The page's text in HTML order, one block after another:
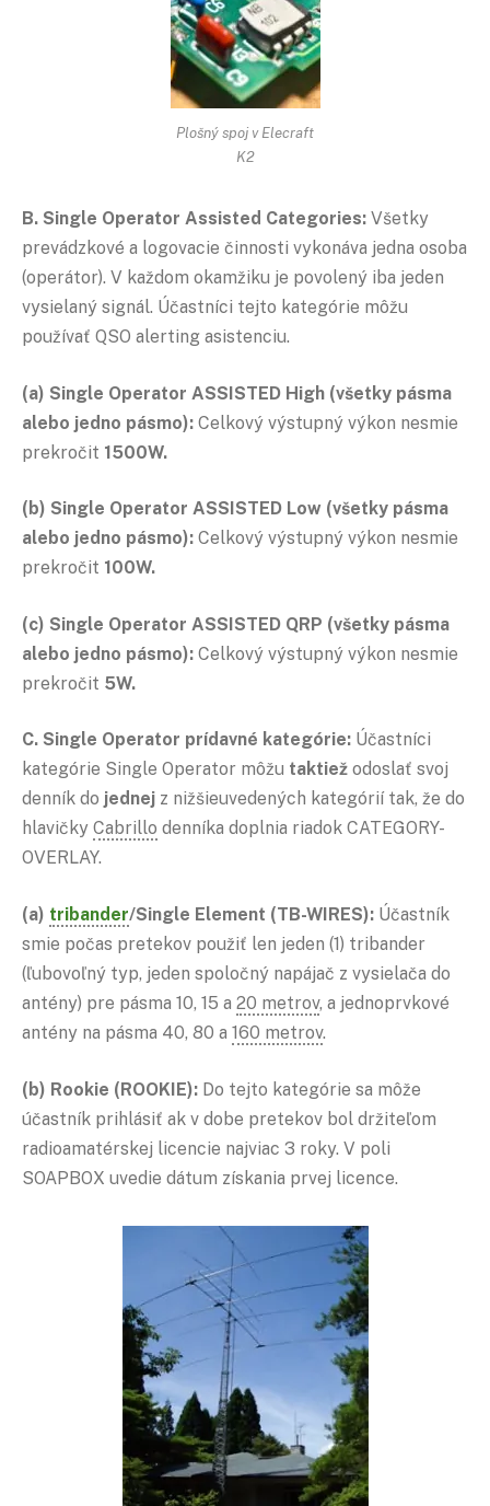
Plošný spoj v Elecraft
K2
B. Single Operator Assisted Categories: Všetky
prevádzkové a logovacie činnosti vykonáva jedna osoba
(operátor). V každom okamžiku je povolený iba jeden
vysielaný signál. Účastníci tejto kategórie môžu
používať QSO alerting asistenciu.
(a) Single Operator ASSISTED High (všetky pásma
alebo jedno pásmo): Celkový výstupný výkon nesmie
prekročit 1500W.
(b) Single Operator ASSISTED Low (všetky pásma
alebo jedno pásmo): Celkový výstupný výkon nesmie
prekročit 100W.
(c) Single Operator ASSISTED QRP (všetky pásma
alebo jedno pásmo): Celkový výstupný výkon nesmie
prekročit 5W.
C. Single Operator prídavné kategórie: Účastníci
kategórie Single Operator môžu taktiež odoslať svoj
denník do jednej z nižšieuvedených kategórií tak, že do
hlavičky Cabrillo denníka doplnia riadok CATEGORY-
OVERLAY.
(a) tribander/Single Element (TB-WIRES): Účastník
smie počas pretekov použiť len jeden (1) tribander
(ľubovoľný typ, jeden spoločný napájač z vysielača do
antény) pre pásma 10, 15 a 20 metrov, a jednoprvkové
antény na pásma 40, 80 a 160 metrov.
(b) Rookie (ROOKIE): Do tejto kategórie sa môže
účastník prihlásiť ak v dobe pretekov bol držiteľom
radioamatérskej licencie najviac 3 roky. V poli
SOAPBOX uvedie dátum získania prvej licence.